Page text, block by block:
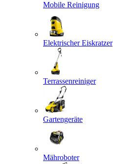
Mobile Reinigung
Elektrischer Eiskratzer
Terrassenreiniger
Gartengeräte
Mähroboter